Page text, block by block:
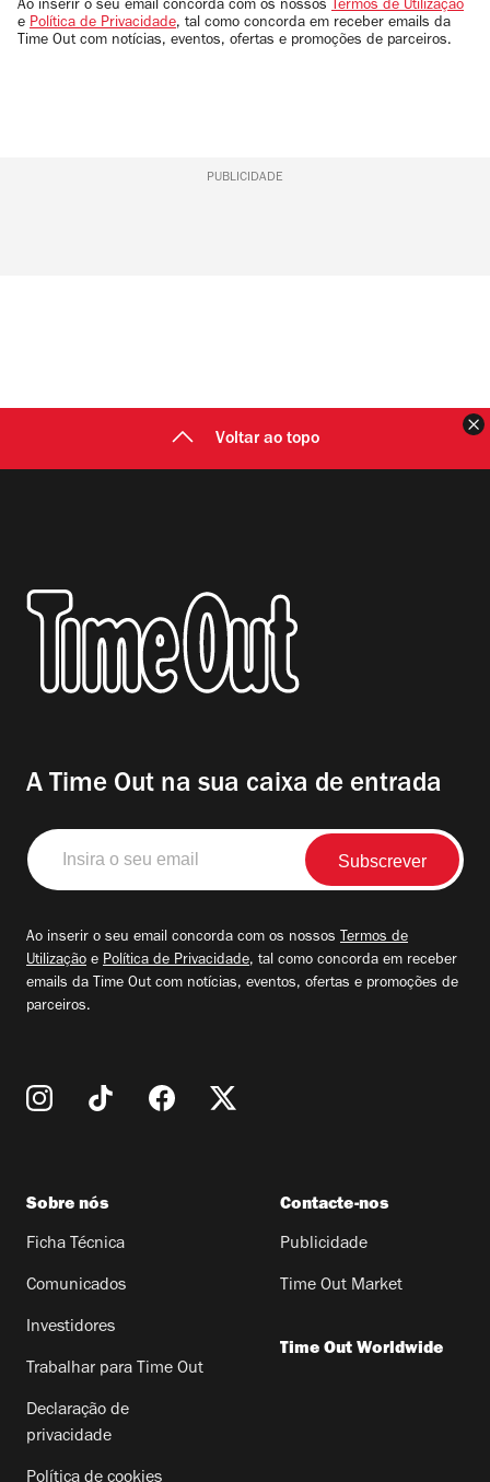
Ao inserir o seu email concorda com os nossos Termos de Utilização
e Política de Privacidade, tal como concorda em receber emails da
Time Out com notícias, eventos, ofertas e promoções de parceiros.
PUBLICIDADE
Voltar ao topo
A Time Out na sua caixa de entrada
Insira
o
seu
Ao inserir o seu email concorda com os nossos Termos de
Utilização e Política de Privacidade, tal como concorda em receber
emails da Time Out com notícias, eventos, ofertas e promoções de
parceiros.
Sobre nós
Ficha Técnica
Comunicados
Investidores
Trabalhar para Time Out
Declaração de
privacidade
Política de cookies
Contacte-nos
Publicidade
Time Out Market
Time Out Worldwide